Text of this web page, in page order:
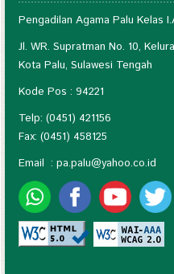
Pengadilan Agama Palu Kelas
Jl. WR. Supratman No. 10,
Kota Palu, Sulawesi Tengah
Kode Pos : 94221
Telp: (0451) 421156
Fax: (0451) 458125
Email : pa.palu@yahoo.co.id